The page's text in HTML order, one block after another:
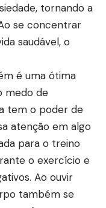
tornando a
se concentrar
saudável, o
é uma ótima
medo de
tem o poder de
atenção em algo
para o treino
o exercício e
Ao ouvir
também se